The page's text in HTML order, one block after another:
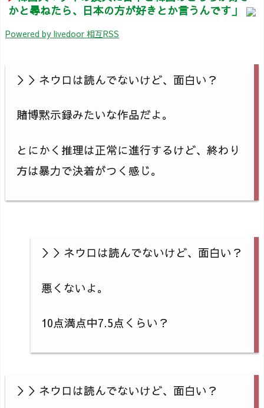
かと尋ねたら、日本の方が好きとか言うんです」
Powered by livedoor 相互RSS
＞＞ネウロは読んでないけど、面白い？
賭博黙示録みたいな作品だよ。
とにかく推理は正常に進行するけど、終わり
方は暴力で決着がつく感じ。
＞＞ネウロは読んでないけど、面白い？
悪くないよ。
10点満点中7.5点くらい？
＞＞ネウロは読んでないけど、面白い？